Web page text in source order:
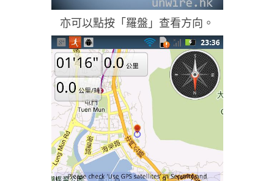
亦可以點按「羅盤」查看方向。